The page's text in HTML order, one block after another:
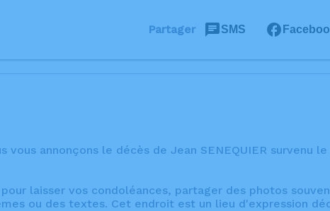
Partager SMS
vous annonçons le décès de Jean SENEQUIER survenu
laisser vos condoléances, partager des photos
ou des textes. Cet endroit est un lieu d'expression